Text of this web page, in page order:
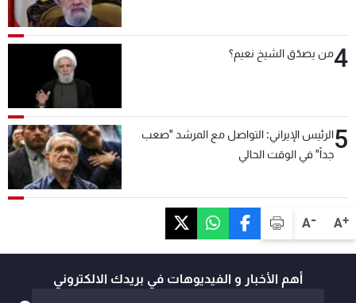
A+
A-
4من يصدّق الشيخ نعيم؟
5الرئيس الإيراني: التواصل مع المرشد "صعب
جداً" في الوقت الحالي
أهم الأخبار و الفيديوهات في بريدك الالكتروني